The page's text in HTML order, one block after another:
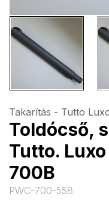
Takarítás - Tutto
Toldócső,
Tutto.
700B
PWC-700-558